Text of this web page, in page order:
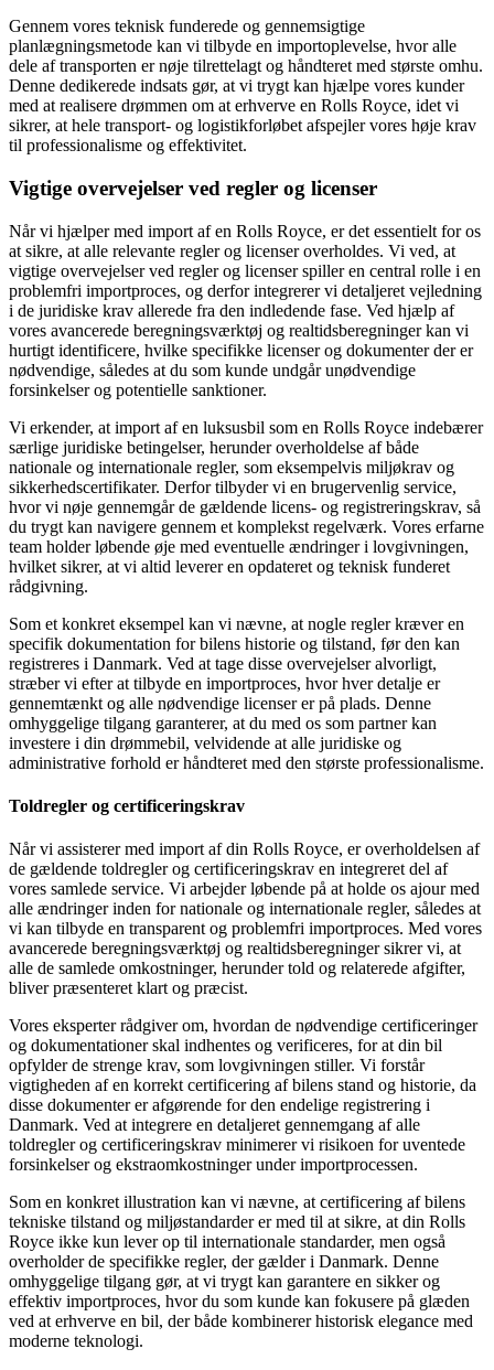
Gennem vores teknisk funderede og gennemsigtige
planlægningsmetode kan vi tilbyde en importoplevelse, hvor alle
dele af transporten er nøje tilrettelagt og håndteret med største omhu.
Denne dedikerede indsats gør, at vi trygt kan hjælpe vores kunder
med at realisere drømmen om at erhverve en Rolls Royce, idet vi
sikrer, at hele transport- og logistikforløbet afspejler vores høje krav
til professionalisme og effektivitet.
Vigtige overvejelser ved regler og licenser
Når vi hjælper med import af en Rolls Royce, er det essentielt for os
at sikre, at alle relevante regler og licenser overholdes. Vi ved, at
vigtige overvejelser ved regler og licenser spiller en central rolle i en
problemfri importproces, og derfor integrerer vi detaljeret vejledning
i de juridiske krav allerede fra den indledende fase. Ved hjælp af
vores avancerede beregningsværktøj og realtidsberegninger kan vi
hurtigt identificere, hvilke specifikke licenser og dokumenter der er
nødvendige, således at du som kunde undgår unødvendige
forsinkelser og potentielle sanktioner.
Vi erkender, at import af en luksusbil som en Rolls Royce indebærer
særlige juridiske betingelser, herunder overholdelse af både
nationale og internationale regler, som eksempelvis miljøkrav og
sikkerhedscertifikater. Derfor tilbyder vi en brugervenlig service,
hvor vi nøje gennemgår de gældende licens- og registreringskrav, så
du trygt kan navigere gennem et komplekst regelværk. Vores erfarne
team holder løbende øje med eventuelle ændringer i lovgivningen,
hvilket sikrer, at vi altid leverer en opdateret og teknisk funderet
rådgivning.
Som et konkret eksempel kan vi nævne, at nogle regler kræver en
specifik dokumentation for bilens historie og tilstand, før den kan
registreres i Danmark. Ved at tage disse overvejelser alvorligt,
stræber vi efter at tilbyde en importproces, hvor hver detalje er
gennemtænkt og alle nødvendige licenser er på plads. Denne
omhyggelige tilgang garanterer, at du med os som partner kan
investere i din drømmebil, velvidende at alle juridiske og
administrative forhold er håndteret med den største professionalisme.
Toldregler og certificeringskrav
Når vi assisterer med import af din Rolls Royce, er overholdelsen af
de gældende toldregler og certificeringskrav en integreret del af
vores samlede service. Vi arbejder løbende på at holde os ajour med
alle ændringer inden for nationale og internationale regler, således at
vi kan tilbyde en transparent og problemfri importproces. Med vores
avancerede beregningsværktøj og realtidsberegninger sikrer vi, at
alle de samlede omkostninger, herunder told og relaterede afgifter,
bliver præsenteret klart og præcist.
Vores eksperter rådgiver om, hvordan de nødvendige certificeringer
og dokumentationer skal indhentes og verificeres, for at din bil
opfylder de strenge krav, som lovgivningen stiller. Vi forstår
vigtigheden af en korrekt certificering af bilens stand og historie, da
disse dokumenter er afgørende for den endelige registrering i
Danmark. Ved at integrere en detaljeret gennemgang af alle
toldregler og certificeringskrav minimerer vi risikoen for uventede
forsinkelser og ekstraomkostninger under importprocessen.
Som en konkret illustration kan vi nævne, at certificering af bilens
tekniske tilstand og miljøstandarder er med til at sikre, at din Rolls
Royce ikke kun lever op til internationale standarder, men også
overholder de specifikke regler, der gælder i Danmark. Denne
omhyggelige tilgang gør, at vi trygt kan garantere en sikker og
effektiv importproces, hvor du som kunde kan fokusere på glæden
ved at erhverve en bil, der både kombinerer historisk elegance med
moderne teknologi.